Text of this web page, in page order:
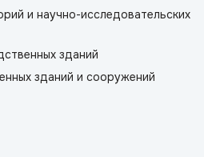
и научно-исследовательских
зданий
зданий и сооружений